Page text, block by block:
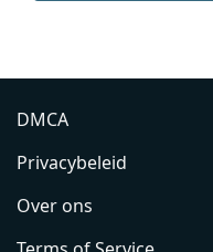
DMCA
Privacybeleid
Over ons